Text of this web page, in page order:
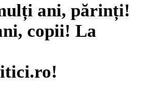
ani, părinți!
copii! La